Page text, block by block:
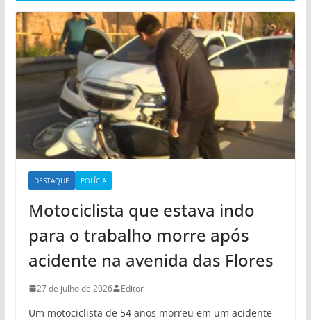
DESTAQUE POLÍCIA
Motociclista que estava indo
para o trabalho morre após
acidente na avenida das Flores
27 de julho de 2026 Editor
Um motociclista de 54 anos morreu em um acidente